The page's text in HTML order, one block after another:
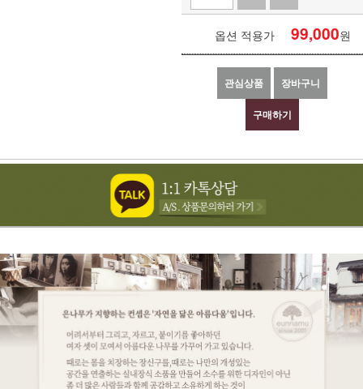
옵션 적용가 99,000원
관심상품 장바구니
구매하기